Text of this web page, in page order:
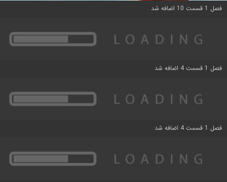
فصل 1 قسمت 10 اضافه شد
فصل 1 قسمت 4 اضافه شد
فصل 1 قسمت 4 اضافه شد